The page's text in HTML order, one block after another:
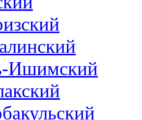
Ишимский